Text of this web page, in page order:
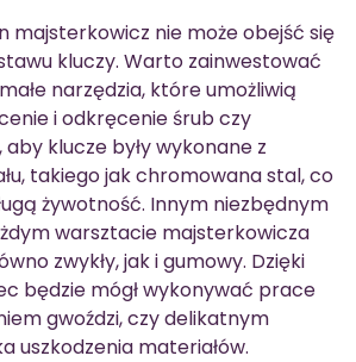
majsterkowicz nie może obejść się
kluczy. Warto zainwestować
narzędzia, które umożliwią
i odkręcenie śrub czy
klucze były wykonane z
takiego jak chromowana stal, co
żywotność. Innym niezbędnym
warsztacie majsterkowicza
zwykły, jak i gumowy. Dzięki
będzie mógł wykonywać prace
gwoździ, czy delikatnym
uszkodzenia materiałów.